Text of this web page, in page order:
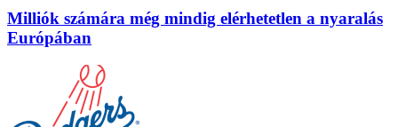
Milliók számára még mindig elérhetetlen a nyaralás
Európában